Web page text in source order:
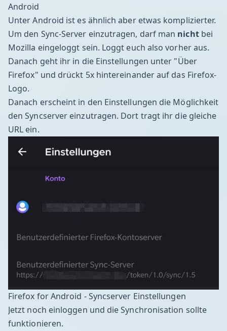
Android
Unter Android ist es ähnlich aber etwas komplizierter.
Um den Sync-Server einzutragen, darf man nichtbei
Mozilla eingeloggt sein. Loggt euch also vorher aus.
Danach geht ihr in die Einstellungen unter "Über
Firefox" und drückt 5x hintereinander auf das Firefox-
Logo.
Danach erscheint in den Einstellungen die Möglichkeit
den Syncserver einzutragen. Dort tragt ihr die gleiche
URL ein.
Firefox for Android - Syncserver Einstellungen
Jetzt noch einloggen und die Synchronisation sollte
funktionieren.